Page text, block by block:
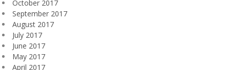
October 2017
September 2017
August 2017
July 2017
June 2017
May 2017
April 2017